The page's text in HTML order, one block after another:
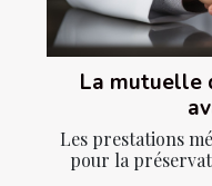
La mutuelle
Les prestations
pour la